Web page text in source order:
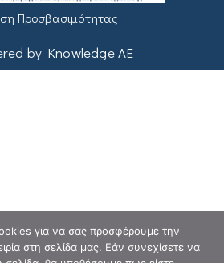
Προσβασιμότητας
by Knowledge AE
για να σας προσφέρουμε την
στη σελίδα μας. Εάν συνεχίσετε να